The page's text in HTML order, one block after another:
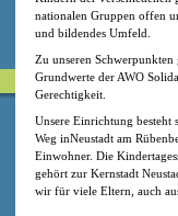
nationalen Gruppen offen
und bildendes Umfeld.
Zu unseren
Grundwerte der AWO
Gerechtigkeit.
Unsere Einrichtung
Weg inNeustadt am
Einwohner. Die
gehört zur Kernstadt
wir für viele Eltern, auch